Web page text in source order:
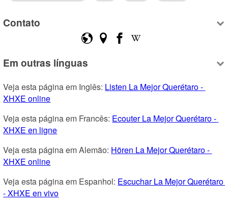
Contato
Em outras línguas
Veja esta página em Inglês: Listen La Mejor Querétaro -
XHXE online
Veja esta página em Francês: Ecouter La Mejor Querétaro -
XHXE en ligne
Veja esta página em Alemão: Hören La Mejor Querétaro -
XHXE online
Veja esta página em Espanhol: Escuchar La Mejor Querétaro
- XHXE en vivo